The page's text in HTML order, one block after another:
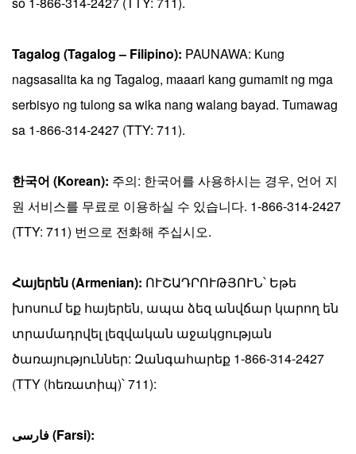
Tagalog (Tagalog – Filipino): PAUNAWA: Kung
nagsasalita ka ng Tagalog, maaari kang gumamit ng mga
serbisyo ng tulong sa wika nang walang bayad. Tumawag
sa 1-866-314-2427 (TTY: 711).
한국어 (Korean): 주의: 한국어를 사용하시는 경우, 언어 지
원 서비스를 무료로 이용하실 수 있습니다. 1-866-314-2427
(TTY: 711) 번으로 전화해 주십시오.
Հայերեն (Armenian): ՈՒՇԱԴՐՈՒԹՅՈՒՆ՝ Եթե
խոսում եք հայերեն, ապա ձեզ անվճար կարող են
տրամադրվել լեզվական աջակցության
ծառայություններ: Զանգահարեք 1-866-314-2427
(TTY (հեռատիպ)՝ 711):
فارسی (Farsi):